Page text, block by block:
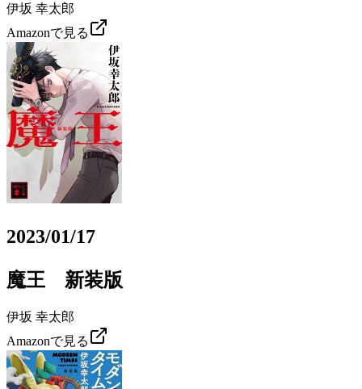
伊坂 幸太郎
Amazonで見る
2023/01/17
魔王 新装版
伊坂 幸太郎
Amazonで見る